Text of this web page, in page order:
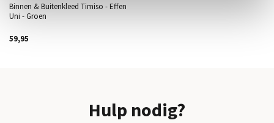
Binnen & Buitenkleed Timiso - Effen
Uni - Groen
59,95
Hulp nodig?